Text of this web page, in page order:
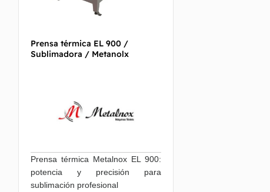
Prensa térmica EL 900 /
Sublimadora / Metanolx
Prensa térmica Metalnox EL 900:
potencia y precisión para
sublimación profesional